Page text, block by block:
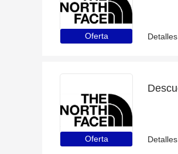
Oferta Detalles
Oferta Detalles